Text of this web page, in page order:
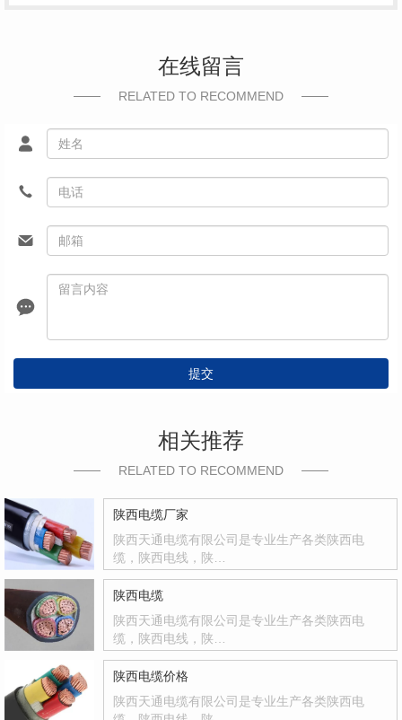
在线留言
RELATED TO RECOMMEND
提交
相关推荐
RELATED TO RECOMMEND
陕西电缆厂家
陕西天通电缆有限公司是专业生产各类陕西电
缆，陕西电线，陕…
陕西电缆
陕西天通电缆有限公司是专业生产各类陕西电
缆，陕西电线，陕…
陕西电缆价格
陕西天通电缆有限公司是专业生产各类陕西电